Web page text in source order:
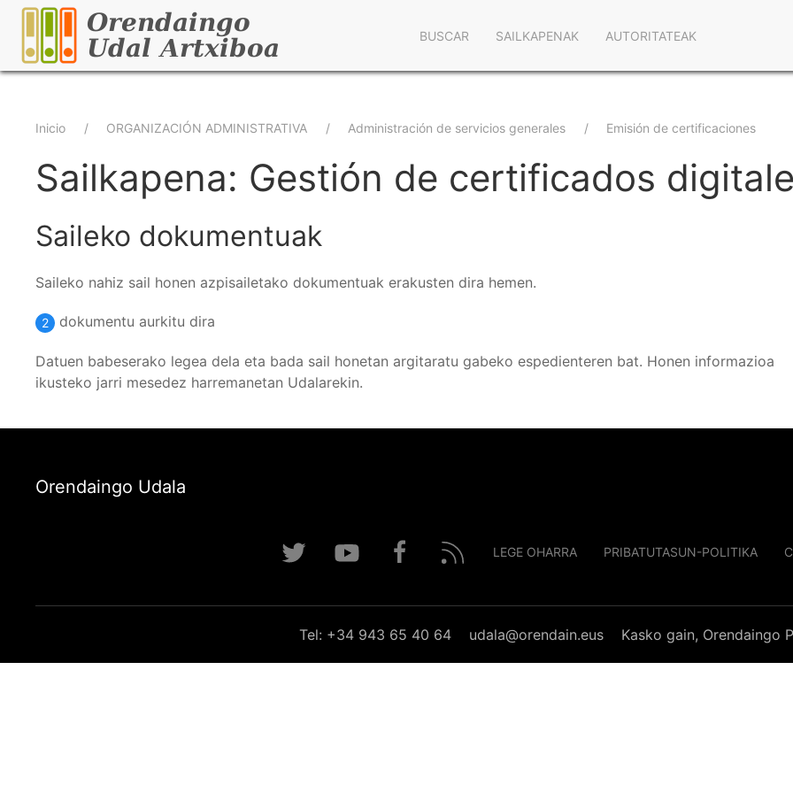
Pasar
contenido
principal
BUSCAR SAILKAPENAK AUTORITATEAK
Sobrescribir
enlaces
ayuda
a
la
navegación
Inicio ORGANIZACIÓN ADMINISTRATIVA Administración de servicios generales Emisión de certificaciones
Sailkapena: Gestión de certificados
Saileko dokumentuak
Saileko nahiz sail honen azpisailetako dokumentuak erakusten dira hemen.
2 dokumentu aurkitu dira
Datuen babeserako legea dela eta bada sail honetan argitaratu gabeko espedienteren bat. Honen informazioa
ikusteko jarri mesedez harremanetan Udalarekin.
Orendaingo Udala
LEGE OHARRA PRIBATUTASUN-POLITIKA
Tel: +34 943 65 40 64 udala@orendain.eus Kasko gain, Orendaingo